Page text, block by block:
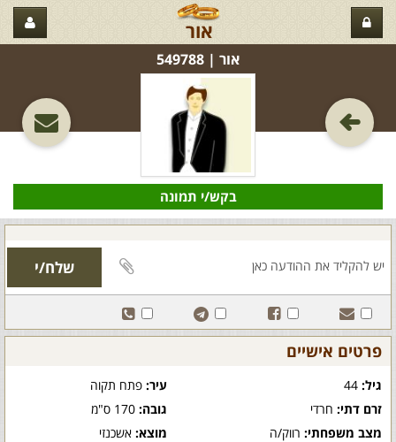
אור
אור‏ | 549788
בקש/י תמונה
פרטים אישיים
גיל: עיר:פתח תקוה
זרם דתי: חרדי גובה:170 ס"מ
מצב משפחתי: רווק/ה מוצא:אשכנזי